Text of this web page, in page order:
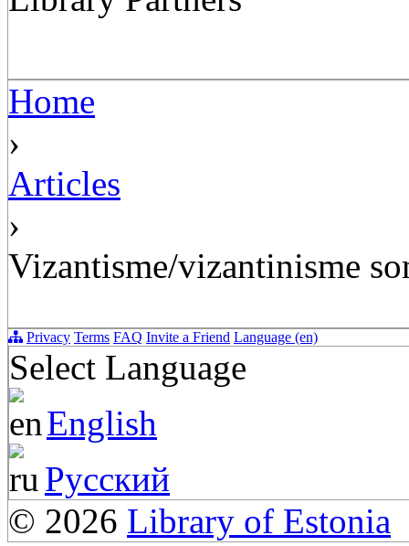
Home
›
Articles
›
Vizantisme/vizantinisme
Privacy Terms FAQ Invite a Friend Language (en)
Select Language
English
Русский
© 2026 Library of Estonia